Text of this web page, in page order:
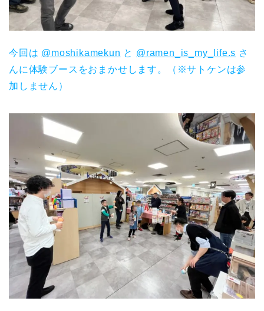
今回は @moshikamekun と @ramen_is_my_life.s さ
んに体験ブースをおまかせします。（※サトケンは参
加しません）